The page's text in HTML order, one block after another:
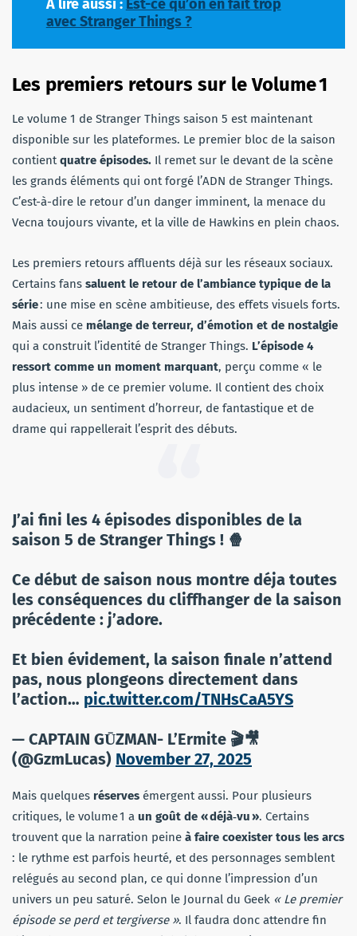
À lire aussi : Est-ce qu’on en fait trop
avec Stranger Things ?
Les premiers retours sur le Volume 1
Le volume 1 de Stranger Things saison 5 est maintenant
disponible sur les plateformes. Le premier bloc de la saison
contientquatre épisodes. Il remet sur le devant de la scène
les grands éléments qui ont forgé l’ADN de Stranger Things.
C’est-à-dire le retour d’un danger imminent, la menace du
Vecna toujours vivante, et la ville de Hawkins en plein chaos.
Les premiers retours affluents déjà sur les réseaux sociaux.
Certains fans saluent le retour de l’ambiance typique de la
série: une mise en scène ambitieuse, des effets visuels forts.
Mais aussi ce mélange de terreur, d’émotion et de nostalgie
qui a construit l’identité de Stranger Things. L’épisode 4
ressort comme un moment marquant, perçu comme « le
plus intense » de ce premier volume. Il contient des choix
audacieux, un sentiment d’horreur, de fantastique et de
drame qui rappellerait l’esprit des débuts.
J’ai fini les 4 épisodes disponibles de la
saison 5 de Stranger Things ! 🍿
Ce début de saison nous montre déja toutes
les conséquences du cliffhanger de la saison
précédente : j’adore.
Et bien évidement, la saison finale n’attend
pas, nous plongeons directement dans
l’action… pic.twitter.com/TNHsCaA5YS
— CAPTAIN GŪZMAN- L’Ermite 🎬🎥
(@GzmLucas) November 27, 2025
Mais quelques réserves émergent aussi. Pour plusieurs
critiques, le volume 1 a un goût de « déjà‑vu ». Certains
trouvent que la narration peine à faire coexister tous les arcs
: le rythme est parfois heurté, et des personnages semblent
relégués au second plan, ce qui donne l’impression d’un
univers un peu saturé. Selon le Journal du Geek « Le premier
épisode se perd et tergiverse ». Il faudra donc attendre fin